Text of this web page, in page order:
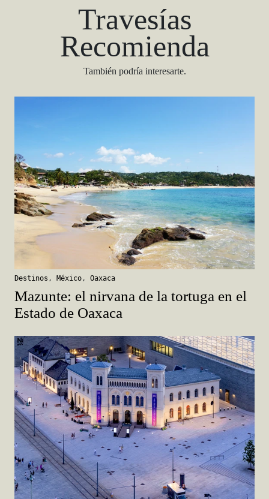
Travesías
Recomienda
También podría interesarte.
Destinos , México, Oaxaca
Mazunte: el nirvana de la tortuga en el
Estado de Oaxaca